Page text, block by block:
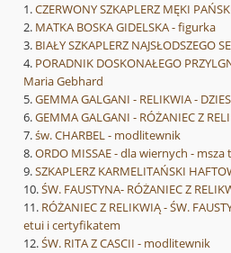
CZERWONY SZKAPLERZ MĘKI
MATKA BOSKA GIDELSKA - figurka
BIAŁY SZKAPLERZ NAJSŁODSZEGO
PORADNIK DOSKONAŁEGO
Maria Gebhard
GEMMA GALGANI - RELIKWIA -
GEMMA GALGANI - RÓŻANIEC Z
św. CHARBEL - modlitewnik
ORDO MISSAE - dla wiernych -
SZKAPLERZ KARMELITAŃSKI
ŚW. FAUSTYNA- RÓŻANIEC Z
RÓŻANIEC Z RELIKWIĄ - ŚW.
etui i certyfikatem
ŚW. RITA Z CASCII - modlitewnik